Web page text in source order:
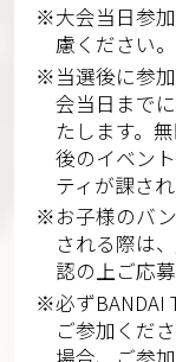
※大会当日参
慮ください。​​
※当選後に参
会当日まで
たします。
後のイベン
ティが課さ
※お子様のバ
される際は、
認の上ご応
※必ずBANDAI
ご参加くだ